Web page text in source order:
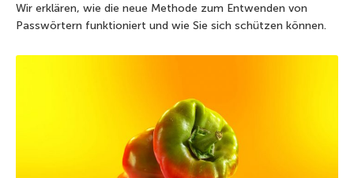
Wir erklären, wie die neue Methode zum Entwenden von
Passwörtern funktioniert und wie Sie sich schützen können.